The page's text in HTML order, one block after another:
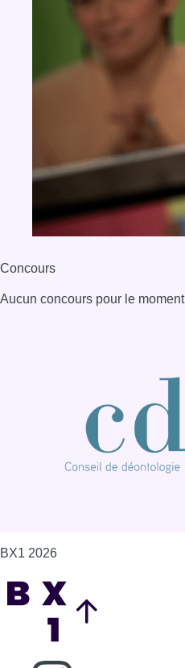
Concours
Aucun concours pour le moment
BX1 2026